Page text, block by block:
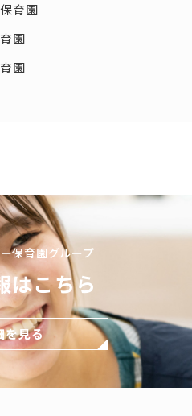
育園
園
園
保育園グループ
はこちら
を見る